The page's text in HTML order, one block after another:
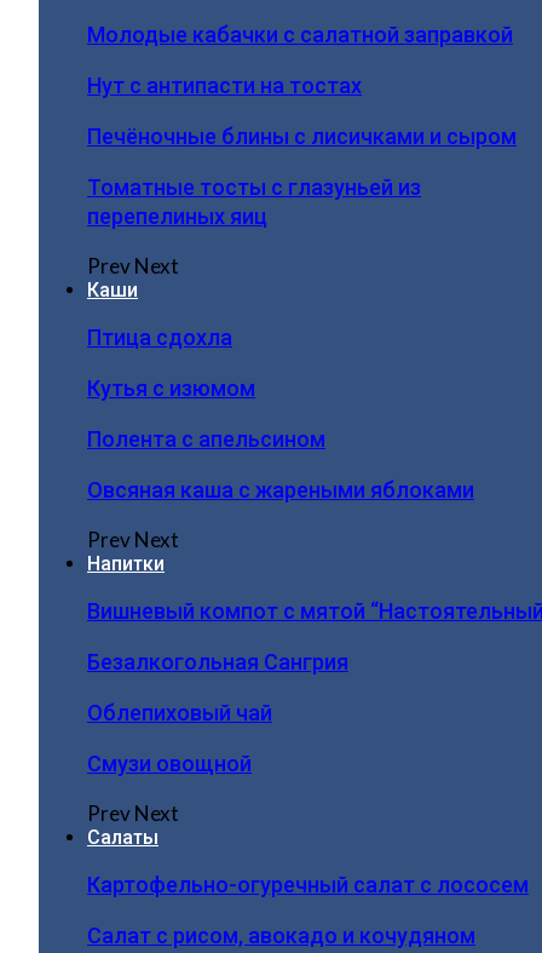
Молодые кабачки с салатной заправкой
Нут с антипасти на тостах
Печёночные блины с лисичками и сыром
Томатные тосты с глазуньей из
перепелиных яиц
PrevNext
Каши
Птица сдохла
Кутья с изюмом
Полента с апельсином
Овсяная каша с жареными яблоками
PrevNext
Напитки
Вишневый компот с мятой
Безалкогольная Сангрия
Облепиховый чай
Смузи овощной
PrevNext
Салаты
Картофельно-огуречный салат с лососем
Салат с рисом, авокадо и кочудяном